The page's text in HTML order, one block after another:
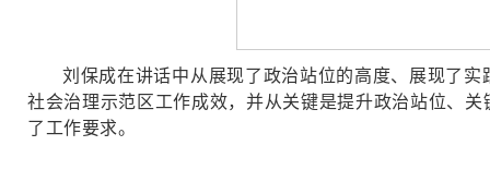
刘保成在讲话中从展现了政治站位的高度、展现了
社会治理示范区工作成效，并从关键是提升政治站位、
了工作要求。